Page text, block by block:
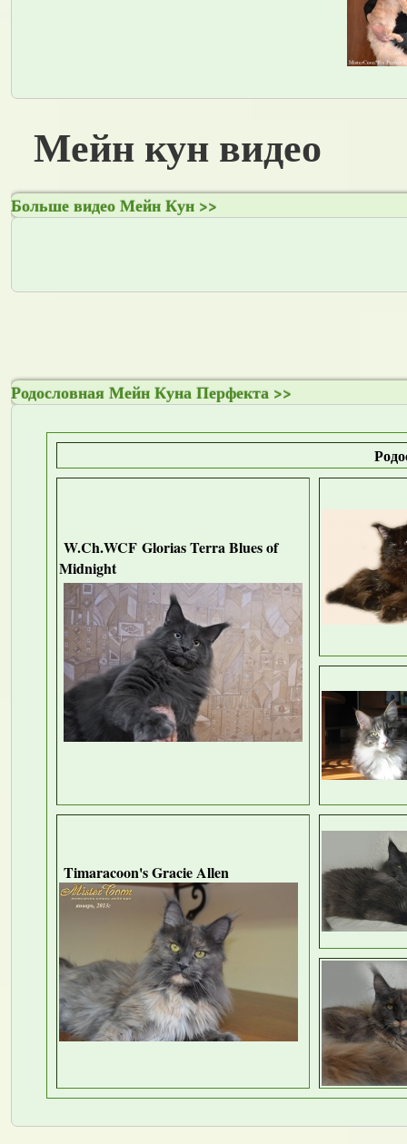
Мейн кун видео
Больше видео Мейн Кун >>
Родословная Мейн Куна Перфекта >>
W.Ch.WCFGlorias Terra Blues of
Midnight
Timaracoon's Gracie Allen